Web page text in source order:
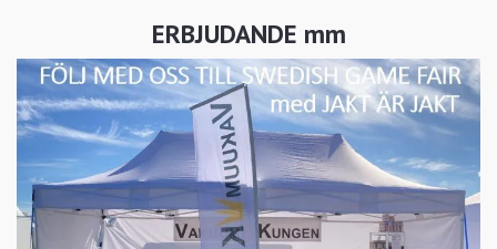
ERBJUDANDE mm